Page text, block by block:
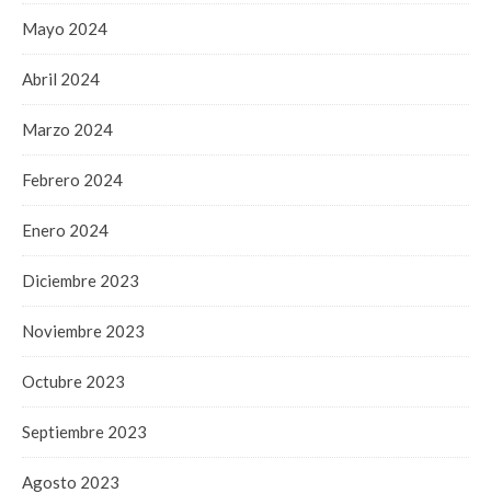
Mayo 2024
Abril 2024
Marzo 2024
Febrero 2024
Enero 2024
Diciembre 2023
Noviembre 2023
Octubre 2023
Septiembre 2023
Agosto 2023